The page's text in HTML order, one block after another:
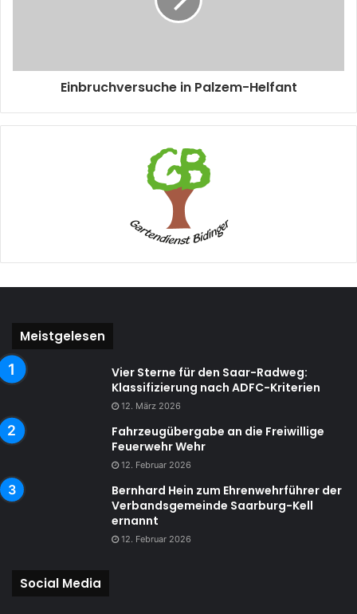
Einbruchversuche in Palzem-Helfant
Meistgelesen
Vier Sterne für den Saar-Radweg:
Klassifizierung nach ADFC-Kriterien
12. März 2026
Fahrzeugübergabe an die Freiwillige
Feuerwehr Wehr
12. Februar 2026
Bernhard Hein zum Ehrenwehrführer der
Verbandsgemeinde Saarburg-Kell
ernannt
12. Februar 2026
Social Media